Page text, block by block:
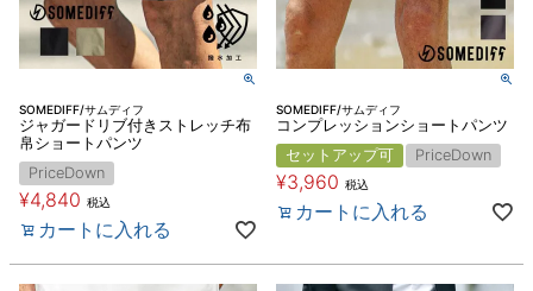
SOMEDIFF/サムディフ
ジャガードリブ付きストレッチ布
帛ショートパンツ
PriceDown
¥4,840 税込
カートに入れる
SOMEDIFF/サムディフ
コンプレッションショートパンツ
セットアップ可
PriceDown
¥3,960 税込
カートに入れる